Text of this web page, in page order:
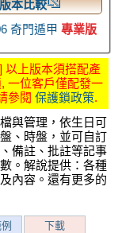
版本比較
奇門遁甲專業版
] 以上版本須搭配產
一位客戶僅配發一
參閱保護鎖政策.
與管理，依生日可
、時盤，並可自訂
備註、批註等記事
。解說提供：各種
內容。還有更多的
下載